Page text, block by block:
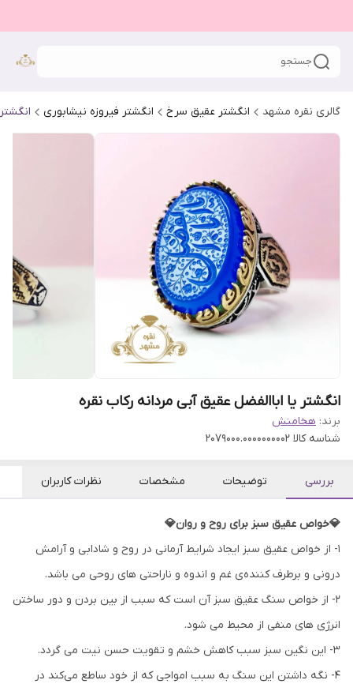
جستجو
گالری نقره مشهد انگشتر عقیق سرخ انگشتر فیروزه نیشابوری
انگشتر یا اباالفضل عقیق آبی مردانه رکاب نقره
برند: هخامنش
شناسه کالا 2079000.0000000002
بررسی توضیحات مشخصات نظرات کاربران
💎خواص عقیق سبز برای روح و روان💎
۱- از خواص عقیق سبز ایجاد شرایط آرمانی در روح و شادابی و آرامش
درونی و برطرف کننده‌ی غم و اندوه و ناراحتی های روحی می باشد.
۲- از خواص سنگ عقیق سبز آن است که سبب از بین بردن و دور ساختن
انرژی های منفی از محیط می شود.
۳- این نگین سبز سبب کاهش خشم و تقویت حسن نیت می گردد.
۴- نگه داشتن این سنگ به سبب امواجی که از خود ساطع می‌کند در